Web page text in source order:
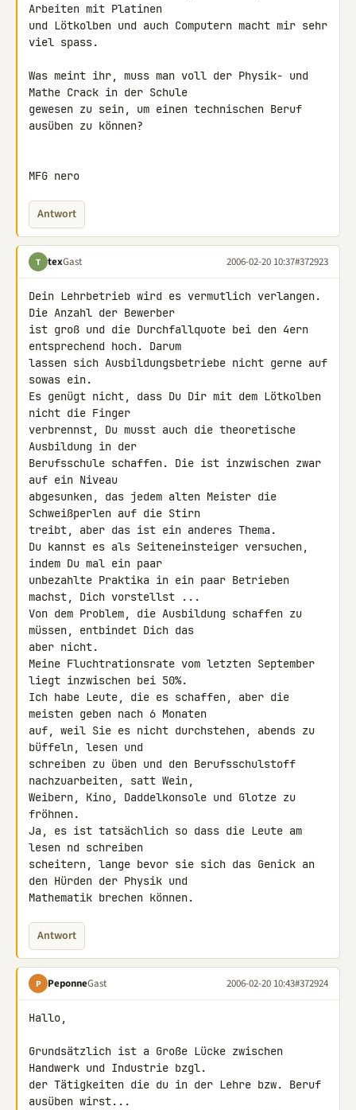
Arbeiten mit Platinen
und Lötkolben und auch Computern macht mir sehr
viel spass.
Was meint ihr, muss man voll der Physik- und
Mathe Crack in der Schule
gewesen zu sein, um einen technischen Beruf
ausüben zu können?
MFG nero
Antwort
T texGast 2006-02-20 10:37#372923
Dein Lehrbetrieb wird es vermutlich verlangen.
Die Anzahl der Bewerber
ist groß und die Durchfallquote bei den 4ern
entsprechend hoch. Darum
lassen sich Ausbildungsbetriebe nicht gerne auf
sowas ein.
Es genügt nicht, dass Du Dir mit dem Lötkolben
nicht die Finger
verbrennst, Du musst auch die theoretische
Ausbildung in der
Berufsschule schaffen. Die ist inzwischen zwar
auf ein Niveau
abgesunken, das jedem alten Meister die
Schweißperlen auf die Stirn
treibt, aber das ist ein anderes Thema.
Du kannst es als Seiteneinsteiger versuchen,
indem Du mal ein paar
unbezahlte Praktika in ein paar Betrieben
machst, Dich vorstellst ...
Von dem Problem, die Ausbildung schaffen zu
müssen, entbindet Dich das
aber nicht.
Meine Fluchtrationsrate vom letzten September
liegt inzwischen bei 50%.
Ich habe Leute, die es schaffen, aber die
meisten geben nach 6 Monaten
auf, weil Sie es nicht durchstehen, abends zu
büffeln, lesen und
schreiben zu üben und den Berufsschulstoff
nachzuarbeiten, satt Wein,
Weibern, Kino, Daddelkonsole und Glotze zu
fröhnen.
Ja, es ist tatsächlich so dass die Leute am
lesen nd schreiben
scheitern, lange bevor sie sich das Genick an
den Hürden der Physik und
Mathematik brechen können.
Antwort
P PeponneGast 2006-02-20 10:43#372924
Hallo,
Grundsätzlich ist a Große Lücke zwischen
Handwerk und Industrie bzgl.
der Tätigkeiten die du in der Lehre bzw. Beruf
ausüben wirst...